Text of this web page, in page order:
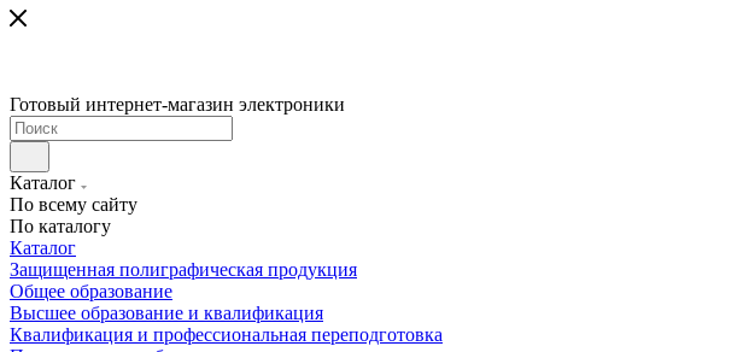
Готовый интернет-магазин электроники
Каталог
По всему сайту
По каталогу
Каталог
Защищенная полиграфическая продукция
Общее образование
Высшее образование и квалификация
Квалификация и профессиональная переподготовка